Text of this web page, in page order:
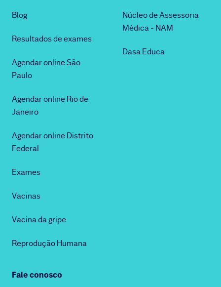
Blog
Resultados de exames
Agendar online São
Paulo
Agendar online Rio de
Janeiro
Agendar online Distrito
Federal
Exames
Vacinas
Vacina da gripe
Reprodução Humana
Núcleo de Assessoria
Médica - NAM
Dasa Educa
Fale conosco